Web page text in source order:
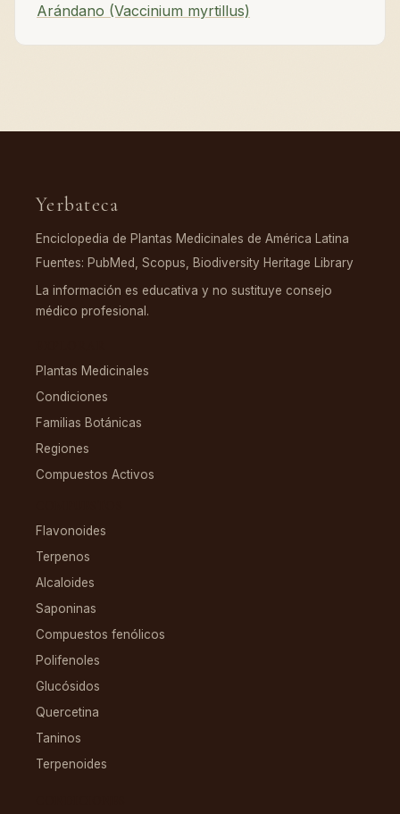
Arándano (Vaccinium myrtillus)
Yerbateca
Enciclopedia de Plantas Medicinales de América Latina
Fuentes: PubMed, Scopus, Biodiversity Heritage Library
La información es educativa y no sustituye consejo
médico profesional.
Plantas Medicinales
Condiciones
Familias Botánicas
Regiones
Compuestos Activos
Flavonoides
Terpenos
Alcaloides
Saponinas
Compuestos fenólicos
Polifenoles
Glucósidos
Quercetina
Taninos
Terpenoides